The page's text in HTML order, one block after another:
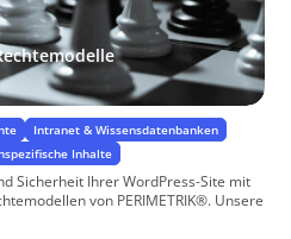
Intranet & Wissensdatenbanken
Inhalte
Sicherheit Ihrer WordPress-Site mit
von PERIMETRIK®. Unsere